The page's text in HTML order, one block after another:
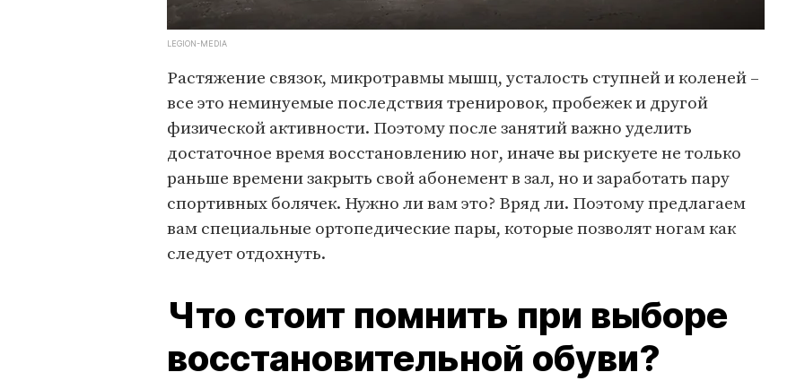
LEGION-MEDIA
Растяжение связок, микротравмы мышц, усталость ступней и коленей –
все это неминуемые последствия тренировок, пробежек и другой
физической активности. Поэтому после занятий важно уделить
достаточное время восстановлению ног, иначе вы рискуете не только
раньше времени закрыть свой абонемент в зал, но и заработать пару
спортивных болячек. Нужно ли вам это? Вряд ли. Поэтому предлагаем
вам специальные ортопедические пары, которые позволят ногам как
следует отдохнуть.
Что стоит помнить при выборе
восстановительной обуви?